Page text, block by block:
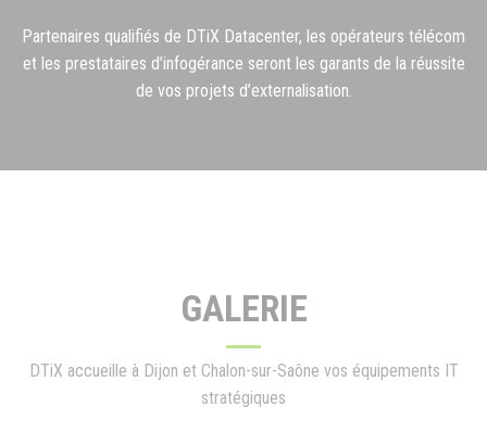
Partenaires qualifiés de DTiX Datacenter, les opérateurs télécom
et les prestataires d’infogérance seront les garants de la réussite
de vos projets d’externalisation.
GALERIE
DTiX accueille à Dijon et Chalon-sur-Saône vos équipements IT
stratégiques